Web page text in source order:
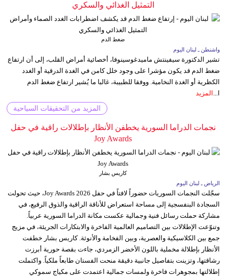
التمثيل الغذائي والسكري
ضغط الدم
واشنطن ـ لبنان اليوم
تشير الدكتورة سيفينتش ماميدغوسينوفا، أخصائية أمراض القلب، إلى أن ارتفاع
ضغط الدم قد يكون مؤشرا على وجود خلل كامن في الغدة الدرقية أو الغدد
الكظرية أو الغدة النخامية. ووفقا للطبيبة، غالبا ما يُشير ارتفاع ضغط الدم
ا... المزيد
المزيد من التحقيقات السياحية
نجمات الدراما السورية يخطفن الأنظار بإطلالات راقية في حفل
Joy Awards
كاريس بشار
الرياض ـ لبنان اليوم
سجّلت النجمات السوريات حضوراً لافتاً في حفل Joy Awards 2026، حيث تحولت
السجادة البنفسجية إلى مساحة استعراض للأناقة الراقية والذوق الرفيع، في
مشاركة حملت رسائل فنية وجمالية عكست مكانة الدراما السورية عربياً.
وتنوّعت الإطلالات بين التصاميم العالمية الفاخرة والابتكارات الجريئة، في مزيج
جمع بين الكلاسيكية والعصرية، وبين الفخامة والأنوثة. كاريس بشار خطفت
الأنظار بإطلالة مخملية باللون الأخضر الزمردي، جاءت بقصة حورية أبرزت
رشاقتها، وتزينت بتفاصيل جانبية دقيقة منحت الفستان طابعاً ملكياً. واكتملت
إطلالتها بمجوهرات فاخرة ولمسات جمالية اعتمدت على مكياج سموكي